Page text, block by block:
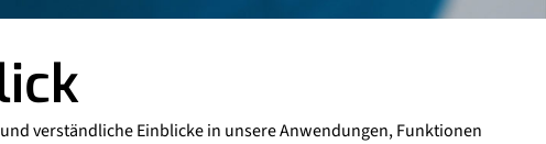
verständliche Einblicke in unsere Anwendungen, Funktionen